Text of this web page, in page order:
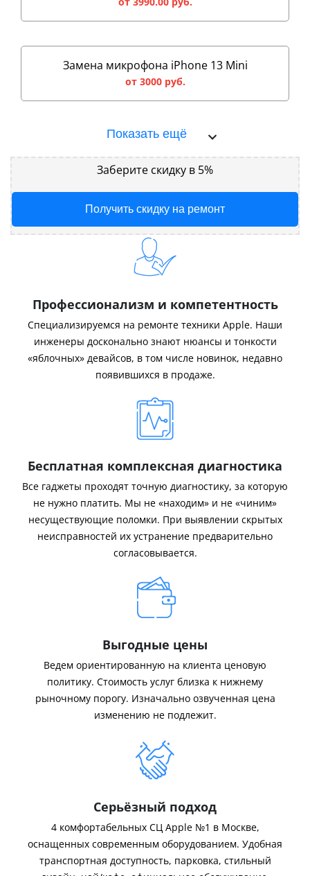
Замена микрофона iPhone 13 Mini
от 3000 руб.
Показать ещё
Заберите скидку в 5%
Получить скидку на ремонт
Профессионализм и компетентность
Специализируемся на ремонте техники Apple. Наши
инженеры досконально знают нюансы и тонкости
«яблочных» девайсов, в том числе новинок, недавно
появившихся в продаже.
Бесплатная комплексная диагностика
Все гаджеты проходят точную диагностику, за которую
не нужно платить. Мы не «находим» и не «чиним»
несуществующие поломки. При выявлении скрытых
неисправностей их устранение предварительно
согласовывается.
Выгодные цены
Ведем ориентированную на клиента ценовую
политику. Стоимость услуг близка к нижнему
рыночному порогу. Изначально озвученная цена
изменению не подлежит.
Серьёзный подход
4 комфортабельных СЦ Apple №1 в Москве,
оснащенных современным оборудованием. Удобная
транспортная доступность, парковка, стильный